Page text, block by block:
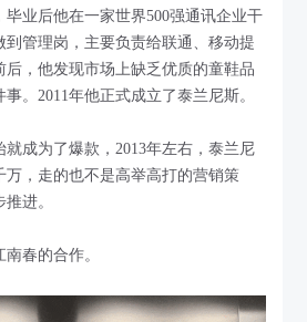
业后他在一家世界500强通讯企业干
到管理岗，主要负责给联通、移动提
后，他发现市场上缺乏优质的童鞋品
。2011年他正式成立了泰兰尼斯。
成为了爆款，2013年左右，泰兰尼
万，走的也不是高举高打的营销策
进。
春的合作。